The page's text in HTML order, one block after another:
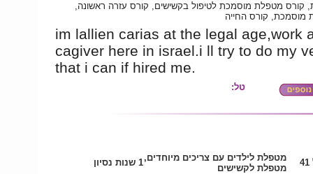
קורס מטפלת מוסמכת לטיפול בקשישים, קורס עזרה ראשונה,
מוסמכת, קורס החייה
im lallien carias at the legal age,work
cagiver here in israel.i ll try to do my
that i can if hired me.
טל:
מטפלת לילדים עם צריכים מיוחדים,
מטפלת לקשישים
1 שנות נסיון